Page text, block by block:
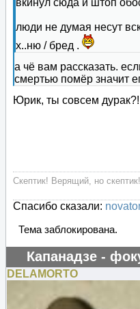
вкинул сюда и штоп
люди не думая несут
х..ню / бред .
а чё вам рассказать.
смертью помёр значит
Юрик, ты совсем дурак?!
Скептик! Верящий, но
Спасибо сказали:
Тема заблокирована.
Капанадзе -
DELAMORTO